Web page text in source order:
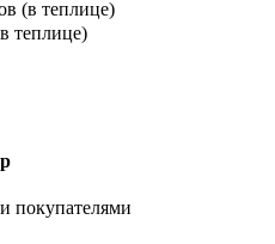
(в теплице)
теплице)
покупателями